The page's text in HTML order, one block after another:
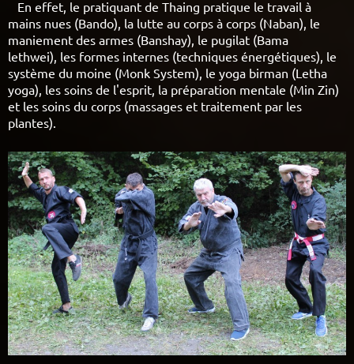
En effet, le pratiquant de Thaing pratique le travail à
mains nues (Bando), la lutte au corps à corps (Naban), le
maniement des armes (Banshay), le pugilat (Bama
lethwei), les formes internes (techniques énergétiques), le
système du moine (Monk System), le yoga birman (Letha
yoga), les soins de l'esprit, la préparation mentale (Min Zin)
et les soins du corps (massages et traitement par les
plantes).